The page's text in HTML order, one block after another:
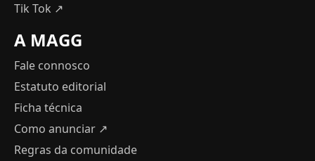
Tik Tok ↗
A MAGG
Fale connosco
Estatuto editorial
Ficha técnica
Como anunciar ↗
Regras da comunidade